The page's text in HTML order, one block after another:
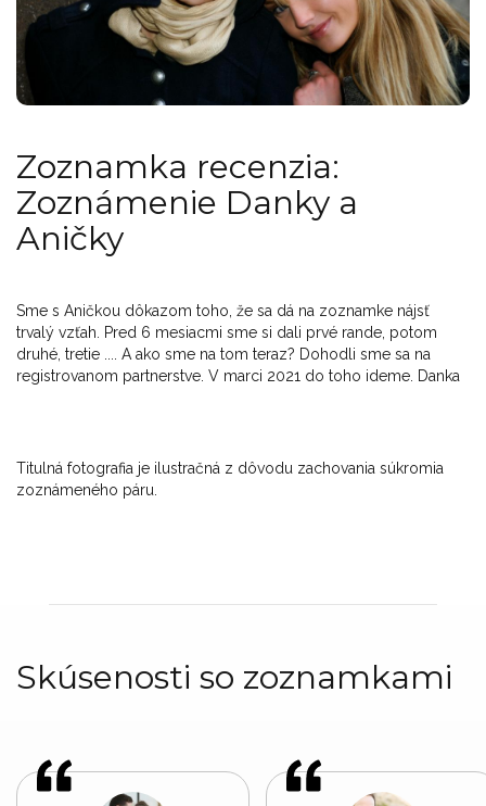
Zoznamka recenzia:
Zoznámenie Danky a
Aničky
Sme s Aničkou dôkazom toho, že sa dá na zoznamke nájsť
trvalý vzťah. Pred 6 mesiacmi sme si dali prvé rande, potom
druhé, tretie .... A ako sme na tom teraz? Dohodli sme sa na
registrovanom partnerstve. V marci 2021 do toho ideme. Danka
Titulná fotografia je ilustračná z dôvodu zachovania súkromia
zoznámeného páru.
Skúsenosti so zoznamkami